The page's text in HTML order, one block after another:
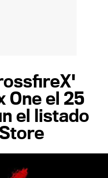
One el 25
el listado